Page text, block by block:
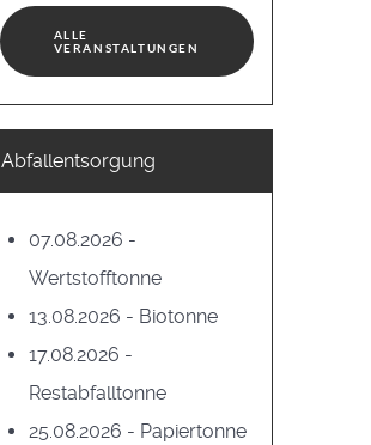
ALLE
VERANSTALTUNGEN
Abfallentsorgung
07.08.2026 -
Wertstofftonne
13.08.2026 - Biotonne
17.08.2026 -
Restabfalltonne
25.08.2026 - Papiertonne